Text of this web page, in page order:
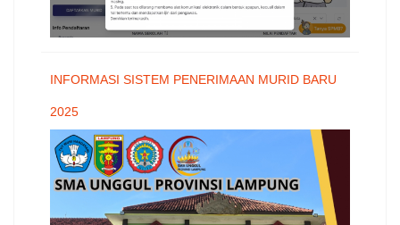
INFORMASI SISTEM PENERIMAAN MURID BARU
2025